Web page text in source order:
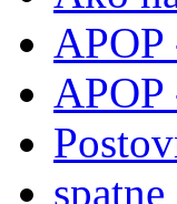
APOP
APOP